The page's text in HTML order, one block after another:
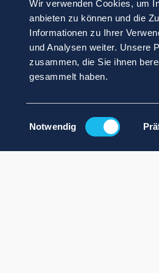
Wir verwenden Cookies, um
anbieten zu können und die
Informationen zu Ihrer
und Analysen weiter. Unsere
zusammen, die Sie ihnen
gesammelt haben.
Einwilligungsauswahl
Notwendig